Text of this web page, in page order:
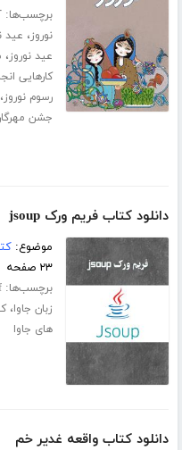
برچسب‌ها:
نوروز، عید
عید نوروز،
کارهایی
رسوم نوروز
جشن
دانلود کتاب فریم ورک jsoup
موضوع:
۲۳ صفحه
برچسب‌ها:
زبان جاوا،
های جاوا
دانلود کتاب واقعه غدیر خم